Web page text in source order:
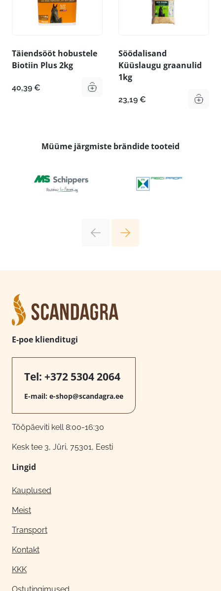
Täiendsööt hobustele
Biotiin Plus 2kg
40,39 €
Söödalisand
Küüslaugu graanulid
1kg
23,19 €
Müüme järgmiste brändide tooteid
E-poe klienditugi
Tel: +372 5304 2064
E-mail: e-shop@scandagra.ee
Tööpäeviti kell 8:00-16:30
Kesk tee 3, Jüri, 75301, Eesti
Lingid
Kauplused
Meist
Transport
Kontakt
KKK